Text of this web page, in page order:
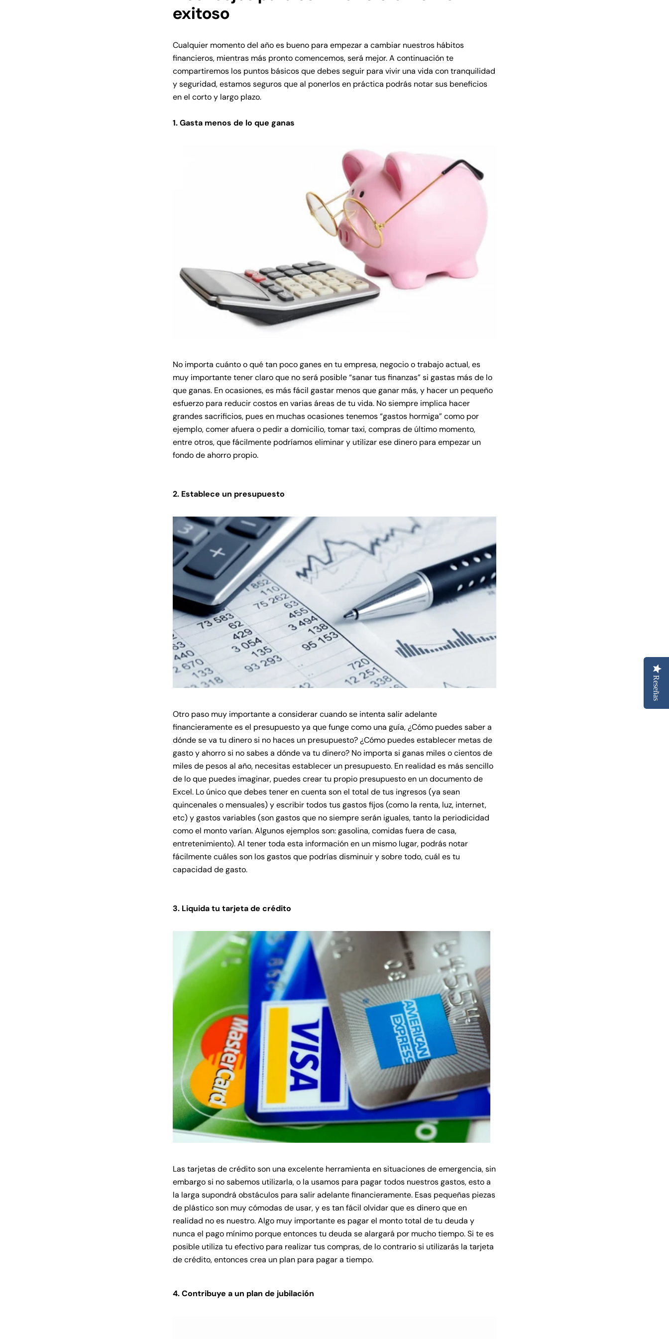
exitoso
Cualquier momento del año es bueno para empezar a cambiar nuestros hábitos
financieros, mientras más pronto comencemos, será mejor. A continuación te
compartiremos los puntos básicos que debes seguir para vivir una vida con tranquilidad
y seguridad, estamos seguros que al ponerlos en práctica podrás notar sus beneficios
en el corto y largo plazo.
1. Gasta menos de lo que ganas
No importa cuánto o qué tan poco ganes en tu empresa, negocio o trabajo actual, es
muy importante tener claro que no será posible “sanar tus finanzas” si gastas más de lo
que ganas. En ocasiones, es más fácil gastar menos que ganar más, y hacer un pequeño
esfuerzo para reducir costos en varias áreas de tu vida. No siempre implica hacer
grandes sacrificios, pues en muchas ocasiones tenemos “gastos hormiga” como por
ejemplo, comer afuera o pedir a domicilio, tomar taxi, compras de último momento,
entre otros, que fácilmente podríamos eliminar y utilizar ese dinero para empezar un
fondo de ahorro propio.
2. Establece un presupuesto
Otro paso muy importante a considerar cuando se intenta salir adelante
financieramente es el presupuesto ya que funge como una guía, ¿Cómo puedes saber a
dónde se va tu dinero si no haces un presupuesto? ¿Cómo puedes establecer metas de
gasto y ahorro si no sabes a dónde va tu dinero? No importa si ganas miles o cientos de
miles de pesos al año, necesitas establecer un presupuesto. En realidad es más sencillo
de lo que puedes imaginar, puedes crear tu propio presupuesto en un documento de
Excel. Lo único que debes tener en cuenta son el total de tus ingresos (ya sean
quincenales o mensuales) y escribir todos tus gastos fijos (como la renta, luz, internet,
etc) y gastos variables (son gastos que no siempre serán iguales, tanto la periodicidad
como el monto varían. Algunos ejemplos son: gasolina, comidas fuera de casa,
entretenimiento). Al tener toda esta información en un mismo lugar, podrás notar
fácilmente cuáles son los gastos que podrías disminuir y sobre todo, cuál es tu
capacidad de gasto.
3. Liquida tu tarjeta de crédito
Las tarjetas de crédito son una excelente herramienta en situaciones de emergencia, sin
embargo si no sabemos utilizarla, o la usamos para pagar todos nuestros gastos, esto a
la larga supondrá obstáculos para salir adelante financieramente. Esas pequeñas piezas
de plástico son muy cómodas de usar, y es tan fácil olvidar que es dinero que en
realidad no es nuestro. Algo muy importante es pagar el monto total de tu deuda y
nunca el pago mínimo porque entonces tu deuda se alargará por mucho tiempo. Si te es
posible utiliza tu efectivo para realizar tus compras, de lo contrario si utilizarás la tarjeta
de crédito, entonces crea un plan para pagar a tiempo.
4. Contribuye a un plan de jubilación
Reseñas